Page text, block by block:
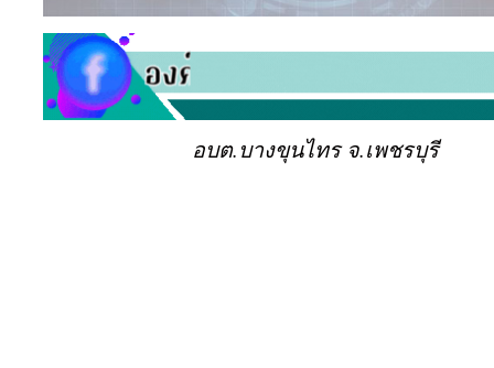
อบต.บางขุนไทร จ.เพชรบุรี